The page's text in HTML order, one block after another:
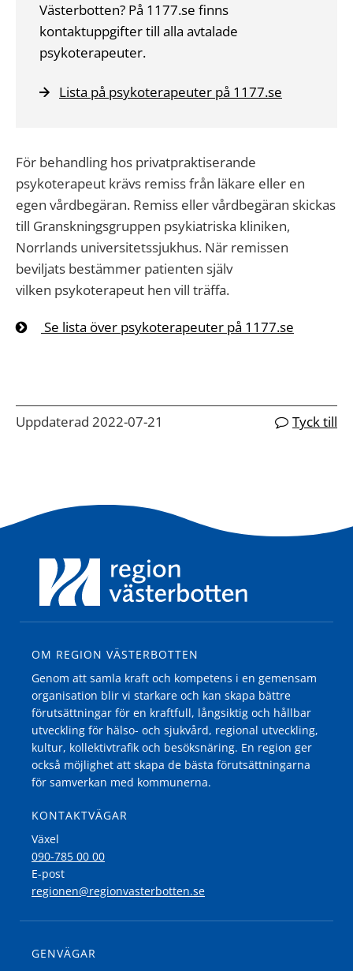
Västerbotten? På 1177.se finns
kontaktuppgifter till alla avtalade
psykoterapeuter.
Lista på psykoterapeuter på 1177.se
För behandling hos privatpraktiserande
psykoterapeut krävs remiss från läkare eller en
egen vårdbegäran. Remiss eller vårdbegäran skickas
till Granskningsgruppen psykiatriska kliniken,
Norrlands universitetssjukhus. När remissen
beviljats bestämmer patienten själv
vilken psykoterapeut hen vill träffa.
Se lista över psykoterapeuter på 1177.se
Uppdaterad 2022-07-21 Tyck till
OM REGION VÄSTERBOTTEN
Genom att samla kraft och kompetens i en gemensam
organisation blir vi starkare och kan skapa bättre
förutsättningar för en kraftfull, långsiktig och hållbar
utveckling för hälso- och sjukvård, regional utveckling,
kultur, kollektivtrafik och besöksnäring. En region ger
också möjlighet att skapa de bästa förutsättningarna
för samverkan med kommunerna.
KONTAKTVÄGAR
Växel
090-785 00 00
E-post
regionen@regionvasterbotten.se
GENVÄGAR